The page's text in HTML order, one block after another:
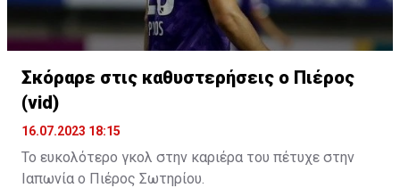
Σκόραρε στις καθυστερήσεις ο Πιέρος
(vid)
16.07.2023 18:15
Το ευκολότερο γκολ στην καριέρα του πέτυχε στην
Ιαπωνία ο Πιέρος Σωτηρίου.